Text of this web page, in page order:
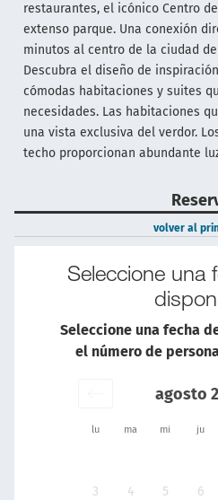
restaurantes, el icónico Centro
extenso parque. Una conexión
minutos al centro de la ciudad
Descubra el diseño de
cómodas habitaciones y suites
necesidades. Las habitaciones
una vista exclusiva del verdor.
techo proporcionan abundante
volver al
Seleccione una
Seleccione una fecha
el número de
lu ma mi ju
agosto
3 4 5 6